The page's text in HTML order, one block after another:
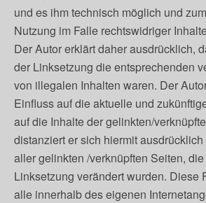
und es ihm technisch möglich und
Nutzung im Falle rechtswidriger
Der Autor erklärt daher ausdrücklich,
der Linksetzung die entsprechenden
von illegalen Inhalten waren. Der
Einfluss auf die aktuelle und
auf die Inhalte der gelinkten/
distanziert er sich hiermit
aller gelinkten /verknüpften Seiten,
Linksetzung verändert wurden. Diese
alle innerhalb des eigenen